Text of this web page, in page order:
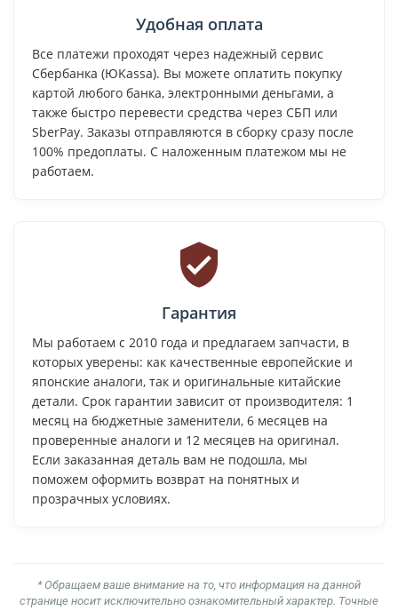
Удобная оплата
Все платежи проходят через надежный сервис
Сбербанка (ЮKassa). Вы можете оплатить покупку
картой любого банка, электронными деньгами, а
также быстро перевести средства через СБП или
SberPay. Заказы отправляются в сборку сразу после
100% предоплаты. С наложенным платежом мы не
работаем.
Гарантия
Мы работаем с 2010 года и предлагаем запчасти, в
которых уверены: как качественные европейские и
японские аналоги, так и оригинальные китайские
детали. Срок гарантии зависит от производителя: 1
месяц на бюджетные заменители, 6 месяцев на
проверенные аналоги и 12 месяцев на оригинал.
Если заказанная деталь вам не подошла, мы
поможем оформить возврат на понятных и
прозрачных условиях.
* Обращаем ваше внимание на то, что информация на данной
странице носит исключительно ознакомительный характер. Точные